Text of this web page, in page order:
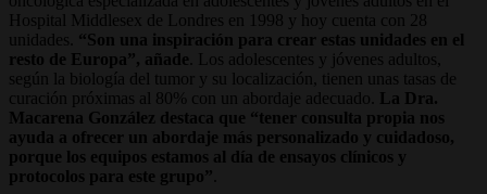
Hospital Middlesex de Londres en 1998 y hoy cuenta con 28
unidades. “Son una inspiración para crear estas unidades en el
resto de Europa”, añade . Los adolescentes y jóvenes adultos,
según la biología del tumor y su localización, tienen unas tasas de
curación próximas al 80% con un abordaje adecuado.
La Dra.
Macarena González destaca que “tener consulta propia nos
ayuda a ofrecer un abordaje más personalizado y cuidadoso,
porque los equipos estamos al día de ensayos clínicos y
protocolos para este grupo”